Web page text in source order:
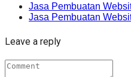
Jasa Pembuatan
Jasa Pembuatan
Leave a reply